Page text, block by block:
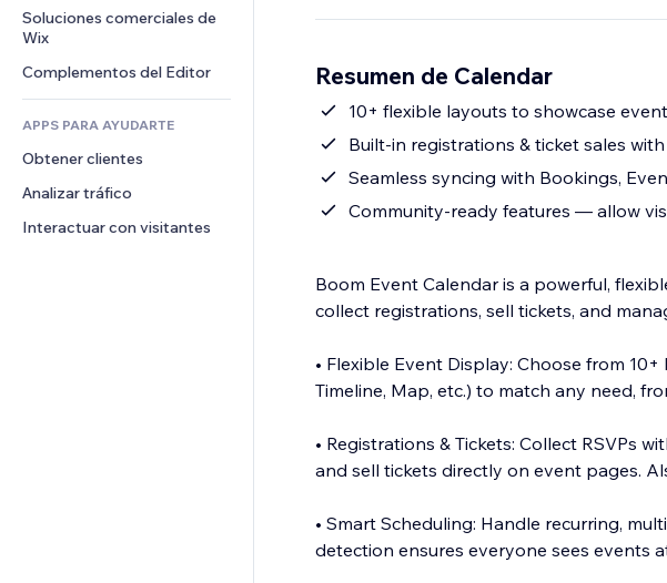
Crowdfunding
Alimentos y bebidas
Noticias
Servicios de contenido
Efectos de texto
Banners e insignias
Calculadoras
Buscar
Teléfono
Comunidad
Reseñas y testimonios
Soluciones comerciales de
Wix
Complementos del Editor
APPS PARA AYUDARTE
Obtener clientes
Analizar tráfico
Interactuar con visitantes
Resumen de Calendar
10+ flexible layouts to showcase
Built-in registrations & ticket sales
Seamless syncing with Bookings,
Community-ready features — allow
Boom Event Calendar is a powerful,
collect registrations, sell tickets, and
• Flexible Event Display: Choose from
Timeline, Map, etc.) to match any need,
• Registrations & Tickets: Collect RSVPs
and sell tickets directly on event pages.
• Smart Scheduling: Handle recurring,
detection ensures everyone sees events